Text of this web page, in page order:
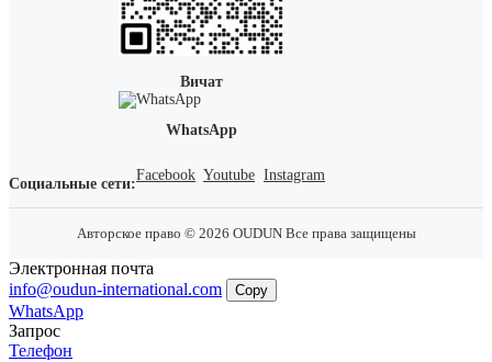
Вичат
WhatsApp
Социальные сети:Facebook Youtube Instagram
Авторское право © 2026 OUDUN Все права защищены
Электронная почта
info@oudun-international.com
Copy
WhatsApp
Запрос
Телефон